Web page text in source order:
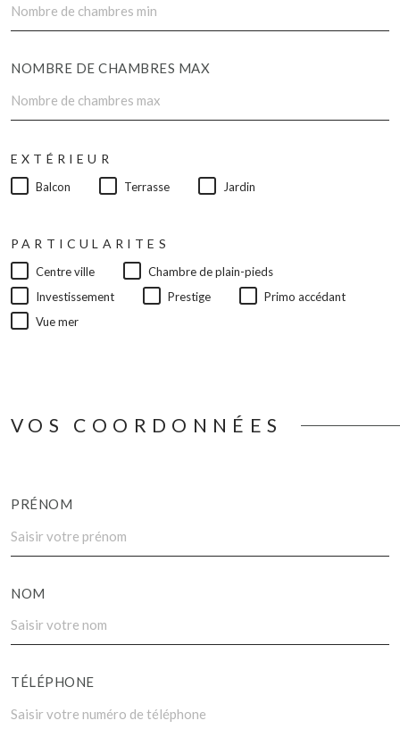
NOMBRE DE CHAMBRES MAX
EXTÉRIEUR
Balcon Terrasse Jardin
PARTICULARITES
Centre ville
Chambre de plain-pieds
Investissement
Prestige
Primo accédant
Vue mer
VOS COORDONNÉES
PRÉNOM
NOM
TÉLÉPHONE